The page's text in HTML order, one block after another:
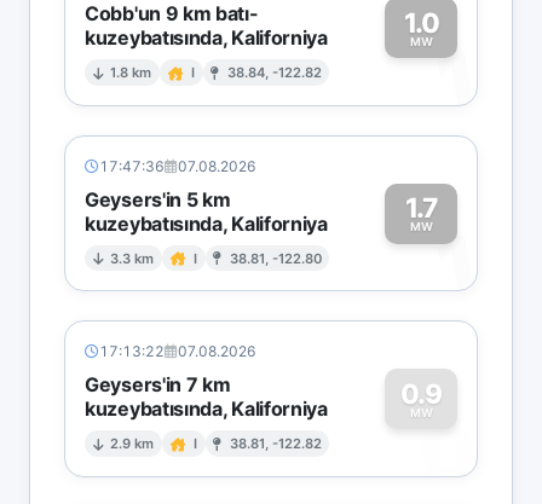
Cobb'un 9 km batı-
kuzeybatısında, Kaliforniya
1.8 km I 38.84, -122.82
1.0
MW1
17:47:36 07.08.2026
Geysers'in 5 km
kuzeybatısında, Kaliforniya
3.3 km I 38.81, -122.80
1.7
MW1
17:13:22 07.08.2026
Geysers'in 7 km
kuzeybatısında, Kaliforniya
2.9 km I 38.81, -122.82
0.9
MW
0